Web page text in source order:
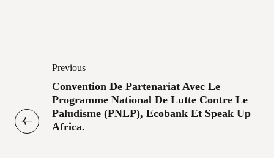
Previous
Convention De Partenariat Avec Le
Programme National De Lutte Contre Le
Paludisme (PNLP), Ecobank Et Speak Up
Africa.